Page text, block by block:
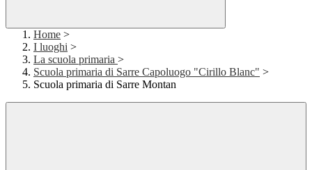
Home >
I luoghi >
La scuola primaria >
Scuola primaria di Sarre Capoluogo "Cirillo Blanc" >
Scuola primaria di Sarre Montan